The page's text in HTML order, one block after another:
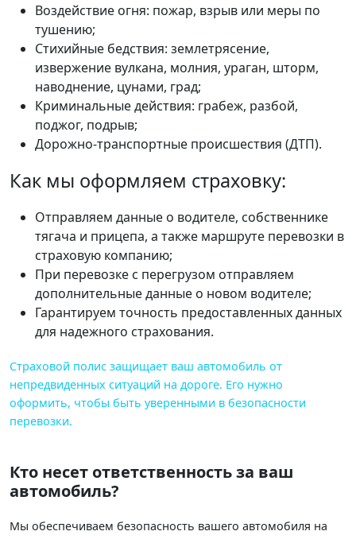
Воздействие огня: пожар, взрыв или меры по
тушению;
Стихийные бедствия: землетрясение,
извержение вулкана, молния, ураган, шторм,
наводнение, цунами, град;
Криминальные действия: грабеж, разбой,
поджог, подрыв;
Дорожно-транспортные происшествия (ДТП).
Как мы оформляем страховку:
Отправляем данные о водителе, собственнике
тягача и прицепа, а также маршруте перевозки в
страховую компанию;
При перевозке с перегрузом отправляем
дополнительные данные о новом водителе;
Гарантируем точность предоставленных данных
для надежного страхования.
Страховой полис защищает ваш автомобиль от
непредвиденных ситуаций на дороге. Его нужно
оформить, чтобы быть уверенными в безопасности
перевозки.
Кто несет ответственность за ваш
автомобиль?
Мы обеспечиваем безопасность вашего автомобиля на